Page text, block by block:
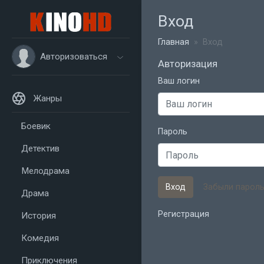
Авторизоваться
Жанры
Боевик
Детектив
Мелодрама
Драма
История
Комедия
Приключения
Вход
Главная Вход
Авторизация
Ваш логин
Пароль
Вход Забыли
Регистрация